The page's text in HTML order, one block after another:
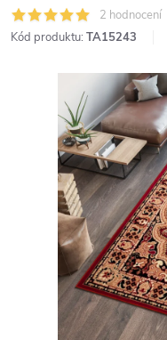
2 hodnocení
Kód produktu: TA15243